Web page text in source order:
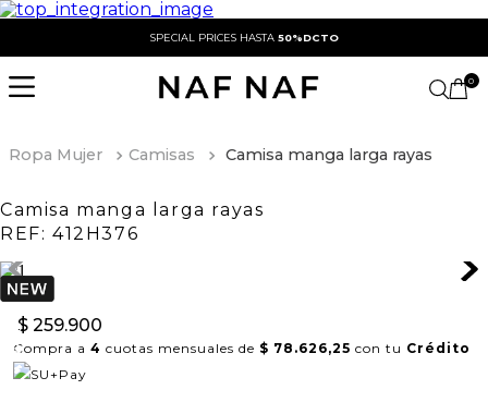
SPECIAL PRICES HASTA 50%DCTO
0
Ropa Mujer Camisas Camisa manga larga rayas
Camisa manga larga rayas
REF: 412H376
$ 259.900
Compra a 4 cuotas mensuales de $ 78.626,25 con tu Crédito